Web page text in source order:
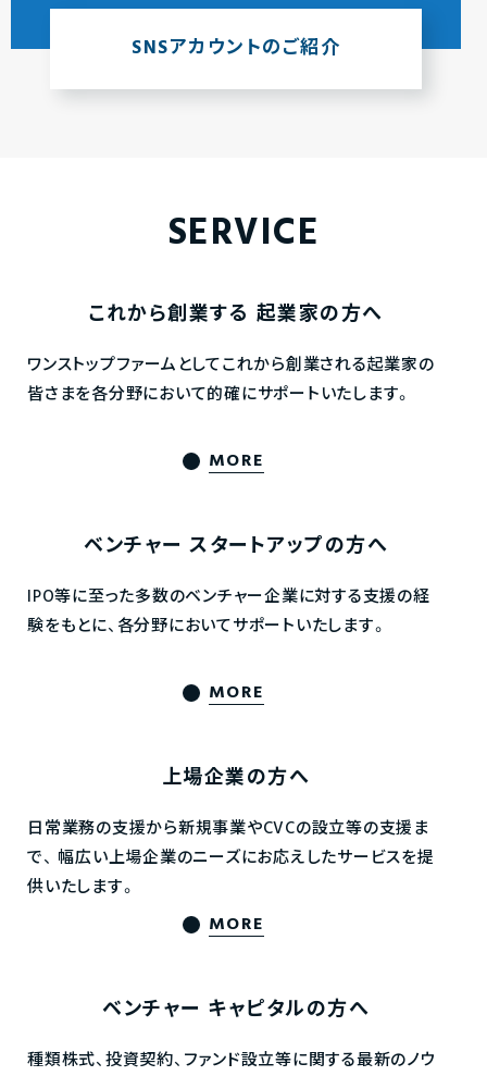
SNSアカウントのご紹介
SERVICE
これから創業する 起業家の方へ
ワンストップファームとしてこれから創業される起業家の
皆さまを各分野において的確にサポートいたします。
MORE
ベンチャー スタートアップの方へ
IPO等に至った多数のベンチャー企業に対する支援の経
験をもとに、各分野においてサポートいたします。
MORE
上場企業の方へ
日常業務の支援から新規事業やCVCの設立等の支援ま
で、 幅広い上場企業のニーズにお応えしたサービスを提
供いたします。
MORE
ベンチャー キャピタルの方へ
種類株式、投資契約、ファンド設立等に関する最新のノウ